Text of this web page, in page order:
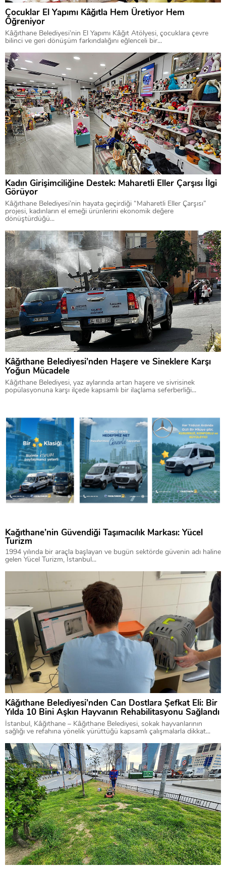
Çocuklar El Yapımı Kâğıtla Hem Üretiyor Hem
Öğreniyor
Kâğıthane Belediyesi’nin El Yapımı Kâğıt Atölyesi, çocuklara çevre
bilinci ve geri dönüşüm farkındalığını eğlenceli bir...
Kadın Girişimciliğine Destek: Maharetli Eller Çarşısı İlgi
Görüyor
Kâğıthane Belediyesi’nin hayata geçirdiği “Maharetli Eller Çarşısı”
projesi, kadınların el emeği ürünlerini ekonomik değere
dönüştürdüğü...
Kâğıthane Belediyesi’nden Haşere ve Sineklere Karşı
Yoğun Mücadele
Kâğıthane Belediyesi, yaz aylarında artan haşere ve sivrisinek
popülasyonuna karşı ilçede kapsamlı bir ilaçlama seferberliği...
Kağıthane’nin Güvendiği Taşımacılık Markası: Yücel
Turizm
1994 yılında bir araçla başlayan ve bugün sektörde güvenin adı haline
gelen Yücel Turizm, İstanbul...
Kâğıthane Belediyesi’nden Can Dostlara Şefkat Eli: Bir
Yılda 10 Bini Aşkın Hayvanın Rehabilitasyonu Sağlandı
İstanbul, Kâğıthane – Kâğıthane Belediyesi, sokak hayvanlarının
sağlığı ve refahına yönelik yürüttüğü kapsamlı çalışmalarla dikkat...